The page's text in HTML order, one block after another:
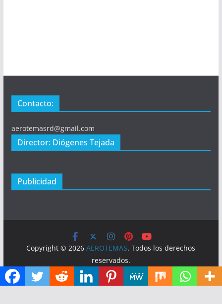
Contacto:
aerotemasrd@gmail.com
Director: Diógenes Tejada
Publicidad
Copyright © 2026AEROTEMAS. Todos los derechos
reservados.
Tema:ColorMag por ThemeGrill. Funciona con WordPress.